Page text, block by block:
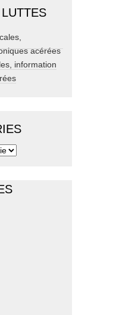
information